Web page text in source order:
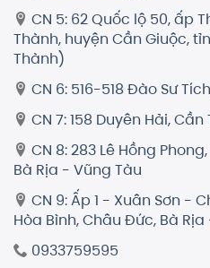
CN 5: 62 Quốc lộ 50, ấp
Thành, huyện Cần Giuộc,
Thành)
CN 6: 516-518 Đào Sư
CN 7: 158 Duyên Hải,
CN 8: 283 Lê Hồng
Bà Rịa - Vũng Tàu
CN 9: Ấp 1 - Xuân Sơn -
Hòa Bình, Châu Đức, Bà
0933759595